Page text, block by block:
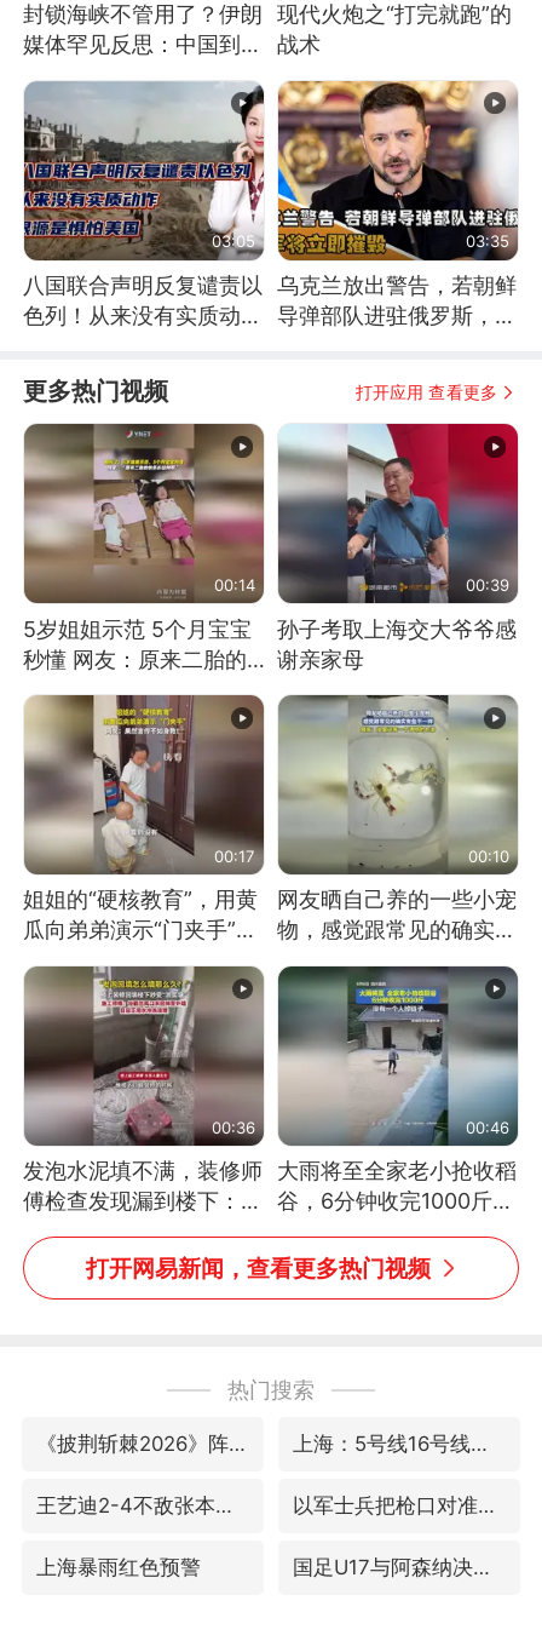
封锁海峡不管用了？伊朗
媒体罕见反思：中国到底
现代火炮之“打完就跑”的
战术
03:05
八国联合声明反复谴责以
色列！从来没有实质动
03:35
乌克兰放出警告，若朝鲜
导弹部队进驻俄罗斯，乌
更多热门视频 打开应用 查看更多
00:14
5岁姐姐示范 5个月宝宝
秒懂 网友：原来二胎的
快乐长这样
00:39
孙子考取上海交大爷爷感
谢亲家母
00:17
姐姐的“硬核教育”，用黄
瓜向弟弟演示“门夹手”，
网友：果然言传不如身
教！
00:10
网友晒自己养的一些小宠
物，感觉跟常见的确实有
些不一样
00:36
发泡水泥填不满，装修师
傅检查发现漏到楼下：出
风口未延伸到外墙
00:46
大雨将至全家老小抢收稻
谷，6分钟收完1000斤，
没有一个人掉链子
打开网易新闻，查看更多热门视频
热门搜索
《披荆斩棘2026》阵容官宣 上海：5号线16号线浦江线全线停运
王艺迪2-4不敌张本美和止步4强 以军士兵把枪口对准中国记者
上海暴雨红色预警 国足U17与阿森纳决赛取消 并列冠军